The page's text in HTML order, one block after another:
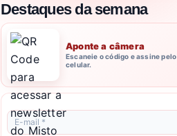
Destaques da semana
Aponte a câmera
Escaneie o código e assine pelo
celular.